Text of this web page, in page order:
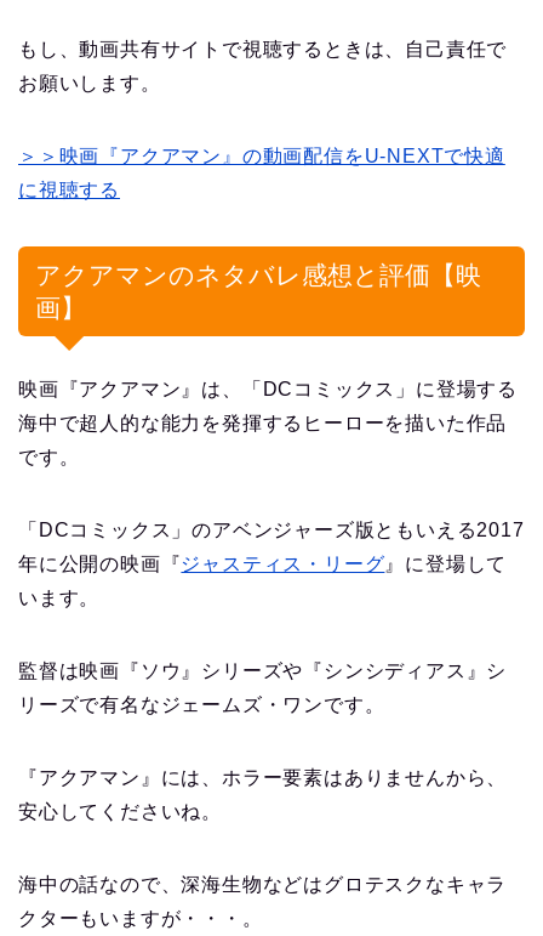
もし、動画共有サイトで視聴するときは、自己責任で
お願いします。
＞＞映画『アクアマン』の動画配信をU-NEXTで快適
に視聴する
アクアマンのネタバレ感想と評価【映
画】
映画『アクアマン』は、「DCコミックス」に登場する
海中で超人的な能力を発揮するヒーローを描いた作品
です。
「DCコミックス」のアベンジャーズ版ともいえる2017
年に公開の映画『ジャスティス・リーグ 』に登場して
います。
監督は映画『ソウ』シリーズや『シンシディアス』シ
リーズで有名なジェームズ・ワンです。
『アクアマン』には、ホラー要素はありませんから、
安心してくださいね。
海中の話なので、深海生物などはグロテスクなキャラ
クターもいますが・・・。